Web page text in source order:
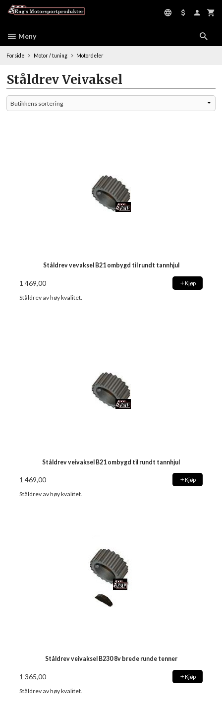
Meny
Forside Motor / tuning Motordeler
Ståldrev Veivaksel
Ståldrev vevaksel B21 ombygd til rundt tannhjul
1 469,00 Kjøp
Ståldrev av høy kvalitet.
Ståldrev veivaksel B21 ombygd til rundt tannhjul
1 469,00 Kjøp
Ståldrev av høy kvalitet.
Ståldrev veivaksel B230 8v brede runde tenner
1 365,00 Kjøp
Ståldrev av høy kvalitet.